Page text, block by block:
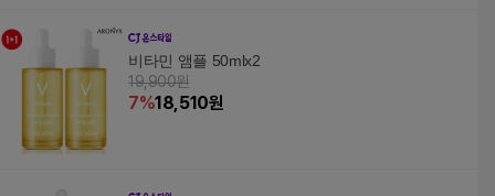
비타민 앰플 50mlx2
19,900원
7%18,510원